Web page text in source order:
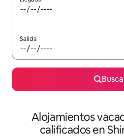
Salida
Alojamientos
calificados en